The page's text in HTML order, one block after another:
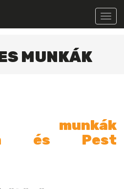
MUNKÁK
munkák
és Pest